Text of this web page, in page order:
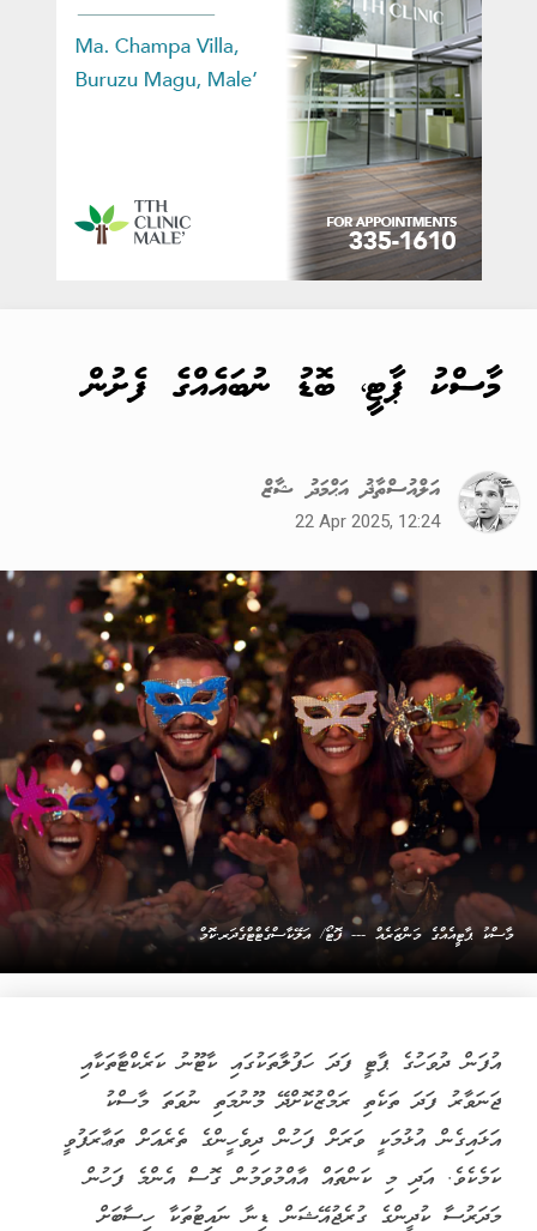
މާސްކު ޕާޓީ، ބޮޑު ނުބައެއްގެ ފެށުން
އަލްއުސްތާޛު އަޙްމަދު ޝާޒް
22 Apr 2025, 12:24
މާސްކު ޕާޓީއެއްގެ މަންޒަރެއް --- ފޮޓޯ/ އަލޭކާސްގެޓްޓްގެދަރ.ކޮމް
އުފަން ދުވަހުގެ ޕާޓީ ފަދަ ހަފުލާތަކުގައި ކާޓޫނު ކަރެކްޓާތަކާއި
ޖަނަވާރު ފަދަ ތަކެތި ރަމްޒުކޮށްދޭ މޫނުމަތި ނުވަތަ މާސްކު
އަޅައިގެން އުޅުމަކީ ވަރަށް ފަހުން ދިވެހީންގެ ތެރެއަށް ތަޢާރަފުވީ
ކަމެކެވެ. އަދި މި ކަންތައް އާއްމުވަމުން ގޮސް އެންމެ ފަހުން
މަދަރުސާ ކުދީންގެ ގުރެޖުއޭޝަން ޑިނާ ނައިޓުތަކާ ހިސާބަށް